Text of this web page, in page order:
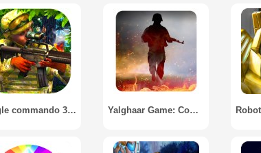
Jungle commando 3D Assassin Yalghaar Game: Commando Action 3D FPS Gun Shooter